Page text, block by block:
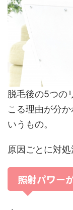
脱毛後の5つの
こる理由が分
いうもの。
原因ごとに対処
照射パワー